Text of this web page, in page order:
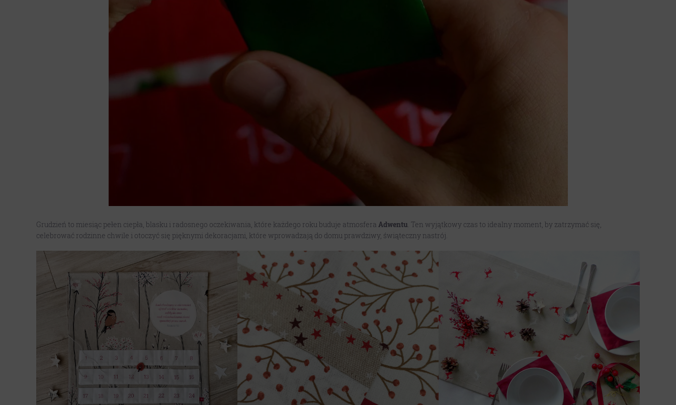
Grudzień to miesiąc pełen ciepła, blasku i radosnego oczekiwania, które każdego roku buduje atmosfera Adwentu . Ten wyjątkowy czas to idealny moment, by zatrzymać się,
celebrować rodzinne chwile i otoczyć się pięknymi dekoracjami, które wprowadzają do domu prawdziwy, świąteczny nastrój.